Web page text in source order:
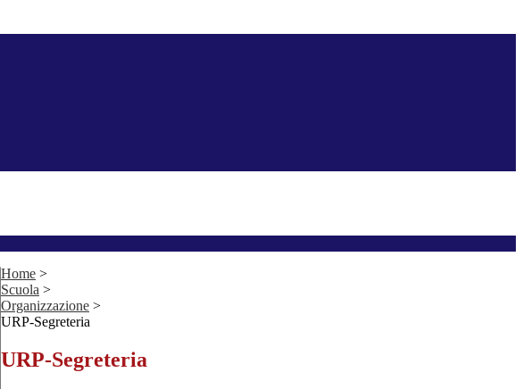
Home >
Scuola >
Organizzazione >
URP-Segreteria
URP-Segreteria